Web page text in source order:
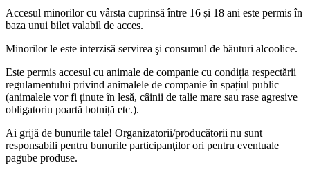
Accesul minorilor cu vârsta cuprinsă între 16 și 18 ani este permis în
baza unui bilet valabil de acces.
Minorilor le este interzisă servirea şi consumul de băuturi alcoolice.
Este permis accesul cu animale de companie cu condiția respectării
regulamentului privind animalele de companie în spațiul public
(animalele vor fi ținute în lesă, câinii de talie mare sau rase agresive
obligatoriu poartă botniță etc.).
Ai grijă de bunurile tale! Organizatorii/producătorii nu sunt
responsabili pentru bunurile participanţilor ori pentru eventuale
pagube produse.